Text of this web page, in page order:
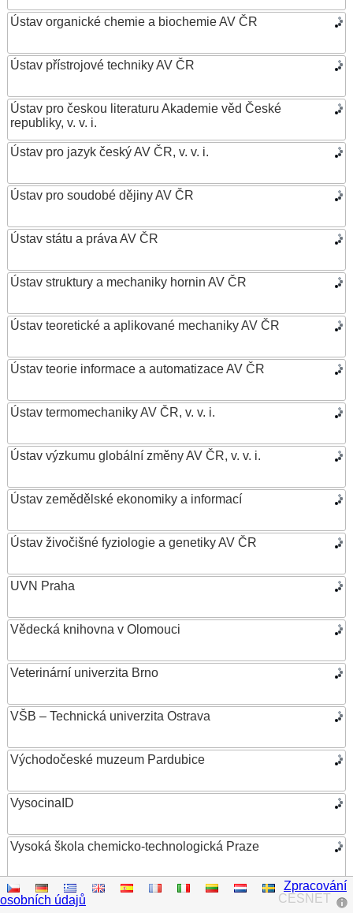
Ústav organické chemie a biochemie AV ČR
Ústav přístrojové techniky AV ČR
Ústav pro českou literaturu Akademie věd České
republiky, v. v. i.
Ústav pro jazyk český AV ČR, v. v. i.
Ústav pro soudobé dějiny AV ČR
Ústav státu a práva AV ČR
Ústav struktury a mechaniky hornin AV ČR
Ústav teoretické a aplikované mechaniky AV ČR
Ústav teorie informace a automatizace AV ČR
Ústav termomechaniky AV ČR, v. v. i.
Ústav výzkumu globální změny AV ČR, v. v. i.
Ústav zemědělské ekonomiky a informací
Ústav živočišné fyziologie a genetiky AV ČR
UVN Praha
Vědecká knihovna v Olomouci
Veterinární univerzita Brno
VŠB – Technická univerzita Ostrava
Východočeské muzeum Pardubice
VysocinaID
Vysoká škola chemicko-technologická Praze
Vysoká škola ekonomická v Praze
CESNET
Zpracování
osobních údajů